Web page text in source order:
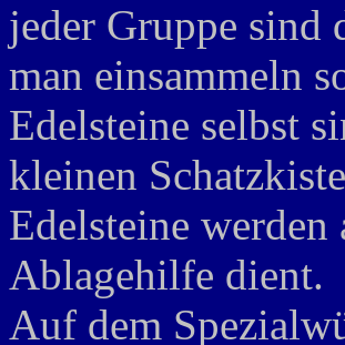
jeder Gruppe sind
man einsammeln
Edelsteine selbst
kleinen
Edelsteine
Ablagehilfe dient.
Auf dem